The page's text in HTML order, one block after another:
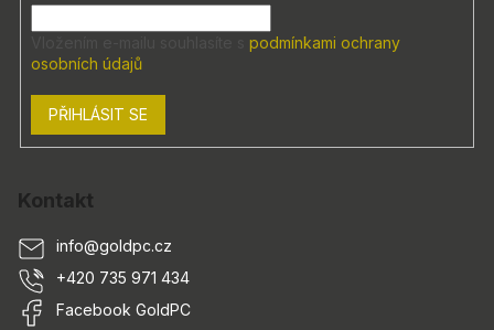
podmínkami ochrany
osobních údajů
PŘIHLÁSIT SE
Kontakt
info@goldpc.cz
+420 735 971 434
Facebook GoldPC